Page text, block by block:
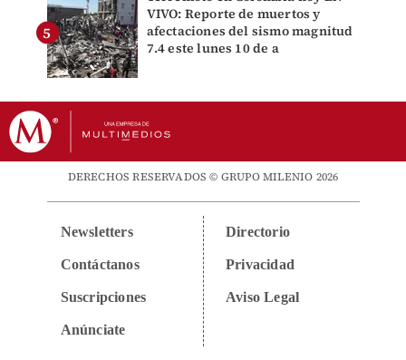
VIVO: Reporte de muertos y
afectaciones del sismo magnitud
7.4 este lunes 10 de a
DERECHOS RESERVADOS © GRUPO MILENIO 2026
Newsletters
Contáctanos
Suscripciones
Anúnciate
Directorio
Privacidad
Aviso Legal